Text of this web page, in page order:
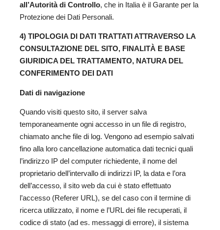
all’Autorità di Controllo, che in Italia è il Garante per la
Protezione dei Dati Personali.
4) TIPOLOGIA DI DATI TRATTATI ATTRAVERSO LA
CONSULTAZIONE DEL SITO, FINALITÀ E BASE
GIURIDICA DEL TRATTAMENTO, NATURA DEL
CONFERIMENTO DEI DATI
Dati di navigazione
Quando visiti questo sito, il server salva
temporaneamente ogni accesso in un file di registro,
chiamato anche file di log. Vengono ad esempio salvati
fino alla loro cancellazione automatica dati tecnici quali
l’indirizzo IP del computer richiedente, il nome del
proprietario dell’intervallo di indirizzi IP, la data e l’ora
dell’accesso, il sito web da cui è stato effettuato
l’accesso (Referer URL), se del caso con il termine di
ricerca utilizzato, il nome e l’URL dei file recuperati, il
codice di stato (ad es. messaggi di errore), il sistema